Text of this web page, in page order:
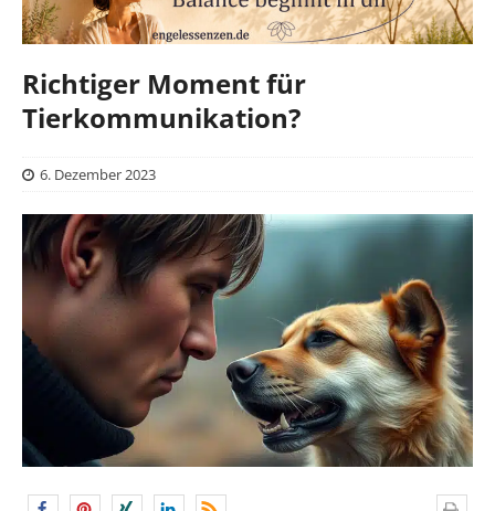
Richtiger Moment für
Tierkommunikation?
6. Dezember 2023